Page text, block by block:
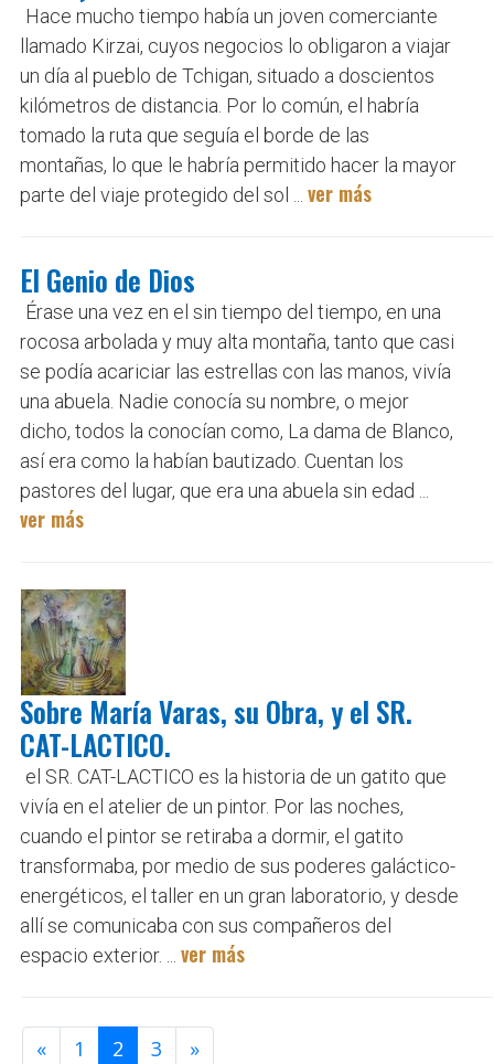
Hace mucho tiempo había un joven comerciante
llamado Kirzai, cuyos negocios lo obligaron a viajar
un día al pueblo de Tchigan, situado a doscientos
kilómetros de distancia. Por lo común, el habría
tomado la ruta que seguía el borde de las
montañas, lo que le habría permitido hacer la mayor
parte del viaje protegido del sol ... ver más
El Genio de Dios
Érase una vez en el sin tiempo del tiempo, en una
rocosa arbolada y muy alta montaña, tanto que casi
se podía acariciar las estrellas con las manos, vivía
una abuela. Nadie conocía su nombre, o mejor
dicho, todos la conocían como, La dama de Blanco,
así era como la habían bautizado. Cuentan los
pastores del lugar, que era una abuela sin edad ...
ver más
Sobre María Varas, su Obra, y el SR.
CAT-LACTICO.
el SR. CAT-LACTICO es la historia de un gatito que
vivía en el atelier de un pintor. Por las noches,
cuando el pintor se retiraba a dormir, el gatito
transformaba, por medio de sus poderes galáctico-
energéticos, el taller en un gran laboratorio, y desde
allí se comunicaba con sus compañeros del
espacio exterior. ... ver más
« 1 2 3 »